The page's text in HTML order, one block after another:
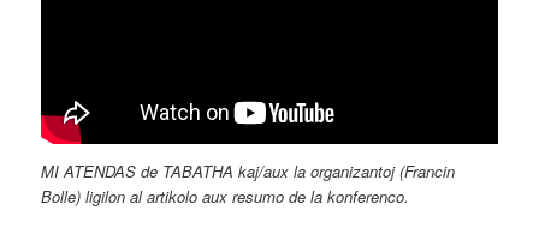
MI ATENDAS de TABATHA kaj/aux la organizantoj (Francin
Bolle) ligilon al artikolo aux resumo de la konferenco.